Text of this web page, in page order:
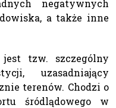
negatywnych
a także inne
jest tzw. szczególny
uzasadniający
terenów. Chodzi o
śródlądowego w